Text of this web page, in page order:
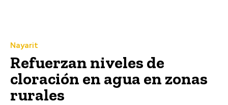
Nayarit
Refuerzan niveles de
cloración en agua en zonas
rurales